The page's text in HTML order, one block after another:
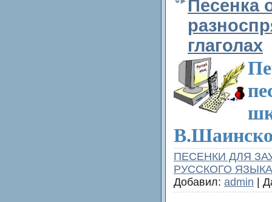
Песенка
глаголах
В.
ПЕСЕНКИ ДЛЯ
РУССКОГО ЯЗЫКА
Добавил: admin |